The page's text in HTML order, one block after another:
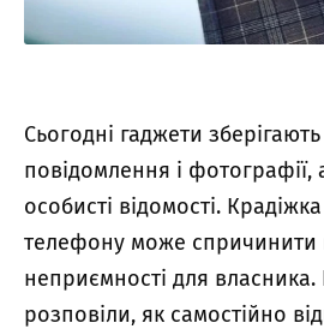
Сьогодні гаджети зберігають
повідомлення і фотографії,
особисті відомості.
телефону може спричинити
неприємності для власника.
розповіли, як самостійно